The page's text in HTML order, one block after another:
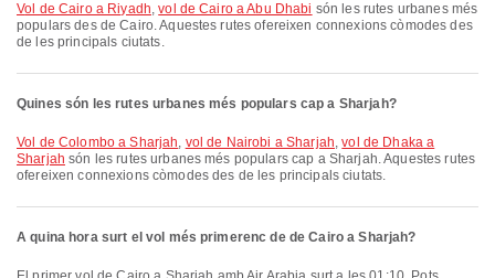
vol de Cairo a Riyadh,vol de Cairo a Abu Dhabi són les rutes urbanes més
populars des de Cairo. Aquestes rutes ofereixen connexions còmodes des
de les principals ciutats.
Quines són les rutes urbanes més populars cap a Sharjah?
vol de Colombo a Sharjah, vol de Nairobi a Sharjah,vol de Dhaka a
Sharjah són les rutes urbanes més populars cap a Sharjah. Aquestes rutes
ofereixen connexions còmodes des de les principals ciutats.
A quina hora surt el vol més primerenc de de Cairo a Sharjah?